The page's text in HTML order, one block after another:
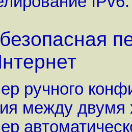
ручного
между двумя